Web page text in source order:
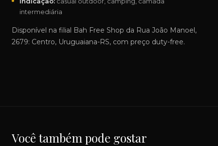
intermediária
Disponível na filial Bah Free Shop da Rua João Manoel,
2679: Centro, Uruguaiana-RS, com preço duty-free.
Você também pode gostar